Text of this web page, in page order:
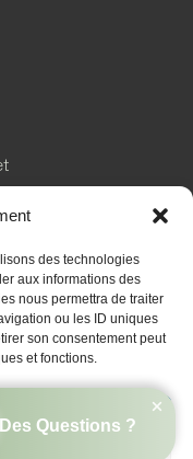
des technologies
aux informations des
nous permettra de traiter
ou les ID uniques
son consentement peut
et fonctions.